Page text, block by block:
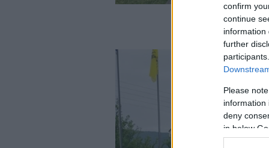
confirm
continue
information
further
Please
information
deny
in below
(Πηγή φωτ.: